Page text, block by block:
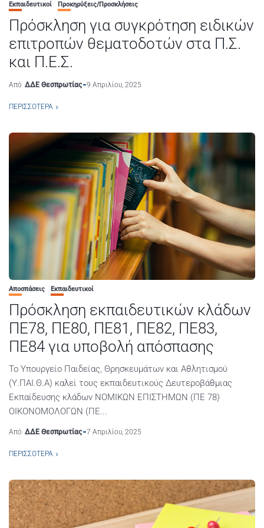
Εκπαιδευτικοί Προκηρύξεις/Προσκλήσεις
Πρόσκληση για συγκρότηση ειδικών
επιτροπών θεματοδοτών στα Π.Σ.
και Π.Ε.Σ.
Από ΔΔΕ Θεσπρωτίας 9 Απριλίου, 2025
ΠΕΡΙΣΣΌΤΕΡΑ
Αποσπάσεις Εκπαιδευτικοί
Πρόσκληση εκπαιδευτικών κλάδων
ΠΕ78, ΠΕ80, ΠΕ81, ΠΕ82, ΠΕ83,
ΠΕ84 για υποβολή απόσπασης
Το Υπουργείο Παιδείας, Θρησκευμάτων και Αθλητισμού
(Υ.ΠΑΙ.Θ.Α) καλεί τους εκπαιδευτικούς Δευτεροβάθμιας
Εκπαίδευσης κλάδων ΝΟΜΙΚΩΝ ΕΠΙΣΤΗΜΩΝ (ΠΕ 78)
ΟΙΚΟΝΟΜΟΛΟΓΩΝ (ΠΕ...
Από ΔΔΕ Θεσπρωτίας 7 Απριλίου, 2025
ΠΕΡΙΣΣΌΤΕΡΑ